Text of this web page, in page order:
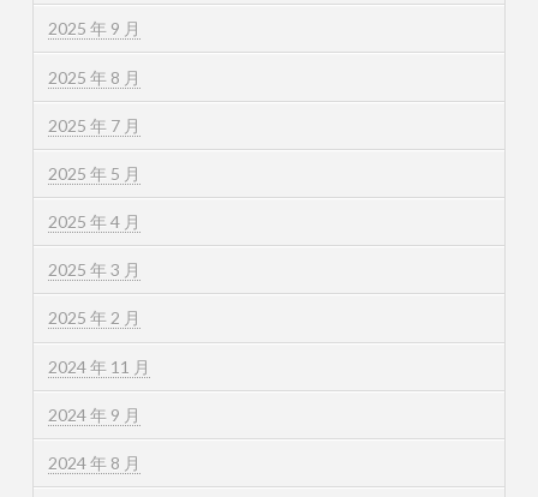
2025 年 9 月
2025 年 8 月
2025 年 7 月
2025 年 5 月
2025 年 4 月
2025 年 3 月
2025 年 2 月
2024 年 11 月
2024 年 9 月
2024 年 8 月